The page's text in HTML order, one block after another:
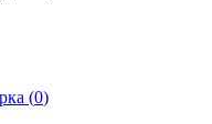
(0)